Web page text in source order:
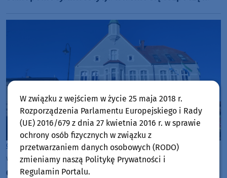
Gmina Czersk
wtorek, 14 lipca 2026, 11:53
Gmina Czersk zbuduje mieszkania wspomagane.
W związku z wejściem w życie 25 maja 2018 r.
Rozporządzenia Parlamentu Europejskiego i Rady
(UE) 2016/679 z dnia 27 kwietnia 2016 r. w sprawie
ochrony osób fizycznych w związku z
przetwarzaniem danych osobowych (RODO)
zmieniamy naszą Politykę Prywatności i
Regulamin Portalu.